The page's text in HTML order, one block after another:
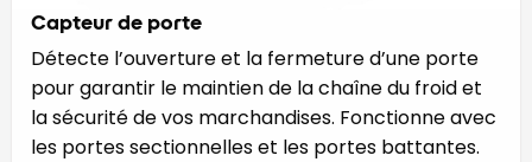
Capteur de porte
Détecte l’ouverture et la fermeture d’une porte
pour garantir le maintien de la chaîne du froid et
la sécurité de vos marchandises. Fonctionne avec
les portes sectionnelles et les portes battantes.